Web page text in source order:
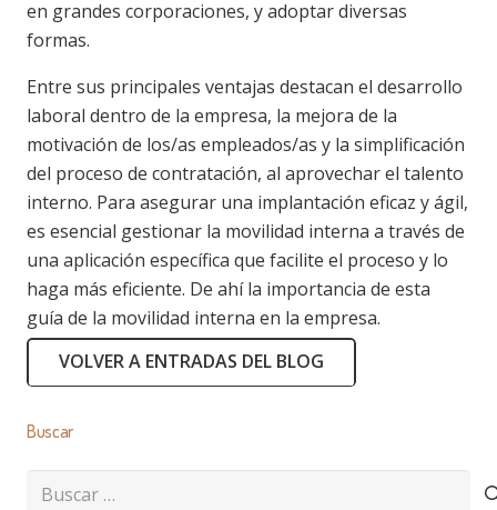
en grandes corporaciones, y adoptar diversas
formas.
Entre sus principales ventajas destacan el desarrollo
laboral dentro de la empresa, la mejora de la
motivación de los/as empleados/as y la simplificación
del proceso de contratación, al aprovechar el talento
interno. Para asegurar una implantación eficaz y ágil,
es esencial gestionar la movilidad interna a través de
una aplicación específica que facilite el proceso y lo
haga más eficiente. De ahí la importancia de esta
guía de la movilidad interna en la empresa.
VOLVER A ENTRADAS DEL BLOG
Buscar
Buscar: